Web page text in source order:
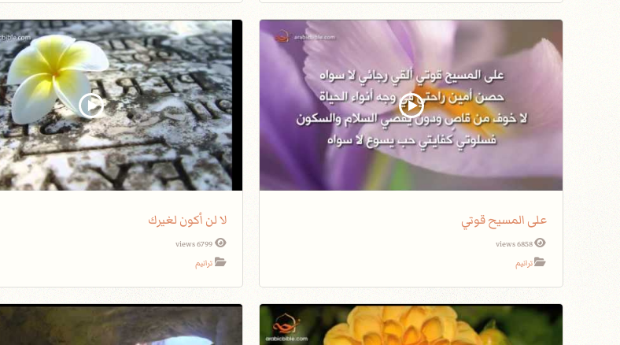
على المسيح قوتي
6858 views
ترانيم
لا لن أكون لغيرك
ترانيم